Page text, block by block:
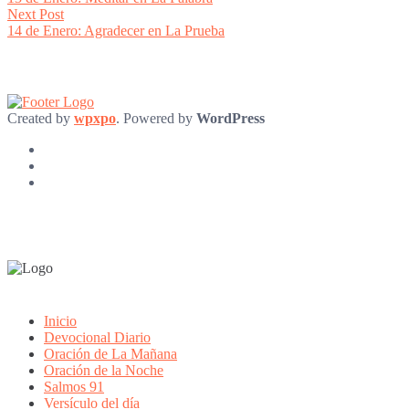
navigation
Next PostNext
post:
14 de Enero: Agradecer en La Prueba
Created by wpxpo. Powered by WordPress
Inicio
Devocional Diario
Oración de La Mañana
Oración de la Noche
Salmos 91
Versículo del día